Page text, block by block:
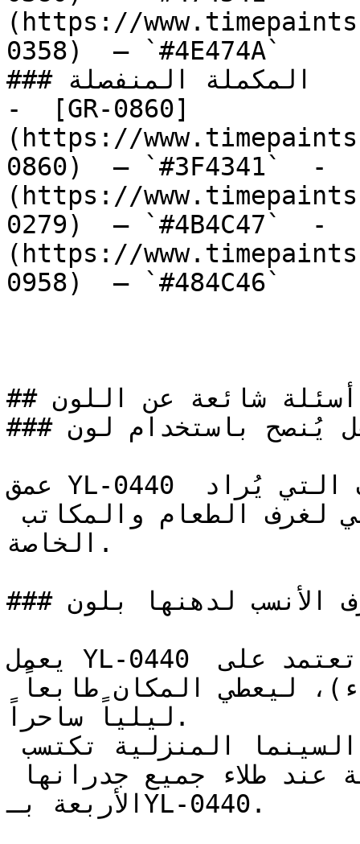
(https://
0358)  — `#4E474A`
### المكملة المنفصلة
-  [GR-0860]
(https://
0860)  — `#3F4341`  -
(https://
0279)  — `#4B4C47`  -
(https://
0958)  — `#484C46`
## أسئلة شائعة عن اللون
### هل يُنصح باستخدام لون YL-0440 لطلاء المنازل؟
عمق YL-0440 يجعله الخيار المفضل للغرف التي يُراد
الخاصة.
### ما هي الغرف الأنسب لدهنها بلون YL-0440؟
يعمل YL-0440 بشكل رائع في المساحات التي تعتمد على
ليلياً ساحراً.
الأربعة بـYL-0440.